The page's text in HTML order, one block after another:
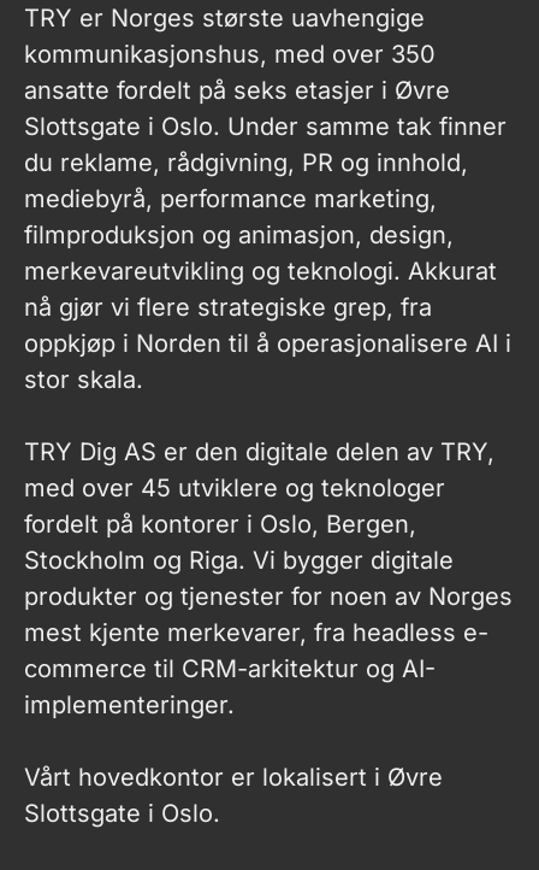
TRY er Norges største uavhengige
kommunikasjonshus, med over 350
ansatte fordelt på seks etasjer i Øvre
Slottsgate i Oslo. Under samme tak finner
du reklame, rådgivning, PR og innhold,
mediebyrå, performance marketing,
filmproduksjon og animasjon, design,
merkevareutvikling og teknologi. Akkurat
nå gjør vi flere strategiske grep, fra
oppkjøp i Norden til å operasjonalisere AI i
stor skala.
TRY Dig AS er den digitale delen av TRY,
med over 45 utviklere og teknologer
fordelt på kontorer i Oslo, Bergen,
Stockholm og Riga. Vi bygger digitale
produkter og tjenester for noen av Norges
mest kjente merkevarer, fra headless e-
commerce til CRM-arkitektur og AI-
implementeringer.
Vårt hovedkontor er lokalisert i Øvre
Slottsgate i Oslo.